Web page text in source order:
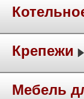
Крепежи
Мебель